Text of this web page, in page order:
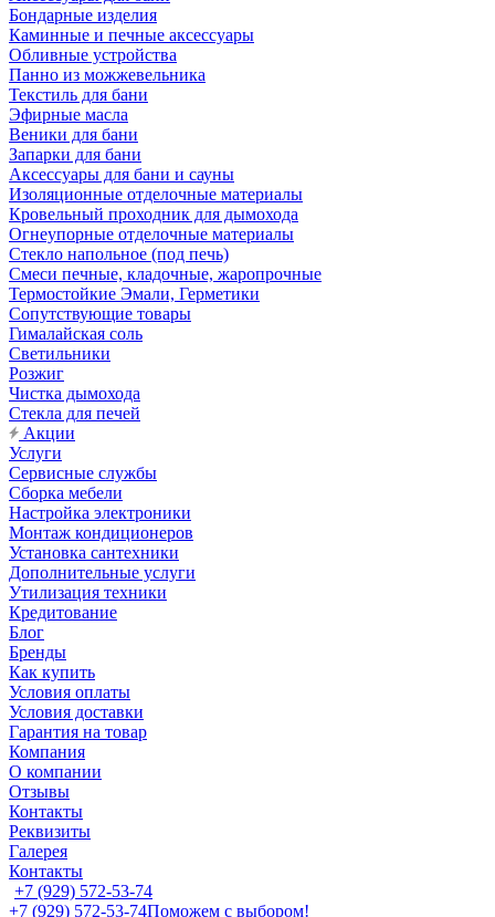
Бондарные изделия
Каминные и печные аксессуары
Обливные устройства
Панно из можжевельника
Текстиль для бани
Эфирные масла
Веники для бани
Запарки для бани
Аксессуары для бани и сауны
Изоляционные отделочные материалы
Кровельный проходник для дымохода
Огнеупорные отделочные материалы
Стекло напольное (под печь)
Смеси печные, кладочные, жаропрочные
Термостойкие Эмали, Герметики
Сопутствующие товары
Гималайская соль
Светильники
Розжиг
Чистка дымохода
Стекла для печей
Акции
Услуги
Сервисные службы
Сборка мебели
Настройка электроники
Монтаж кондиционеров
Установка сантехники
Дополнительные услуги
Утилизация техники
Кредитование
Блог
Бренды
Как купить
Условия оплаты
Условия доставки
Гарантия на товар
Компания
О компании
Отзывы
Контакты
Реквизиты
Галерея
Контакты
+7 (929) 572-53-74
+7 (929) 572-53-74Поможем с выбором!